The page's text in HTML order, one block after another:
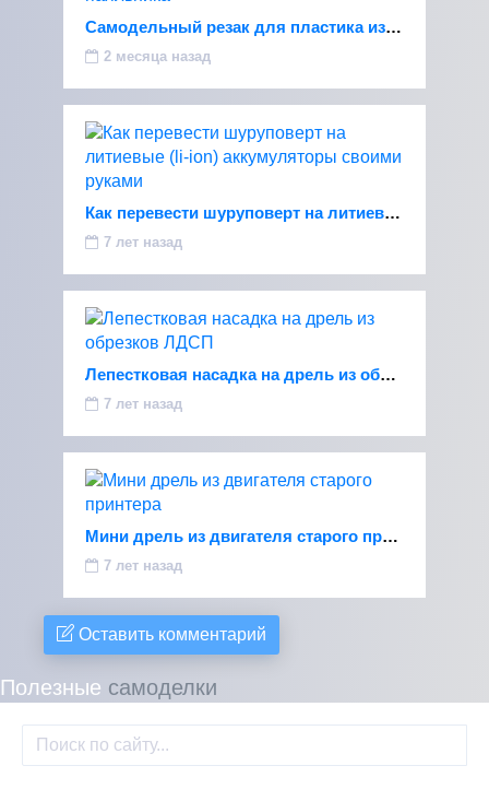
Полезные самоделки
Самодельный резак для пластика из паяльника
2 месяца назад
Как перевести шуруповерт на литиевые (li-ion) аккумуляторы
7 лет назад
Лепестковая насадка на дрель из обрезков ЛДСП
7 лет назад
Мини дрель из двигателя старого принтера
7 лет назад
Оставить комментарий